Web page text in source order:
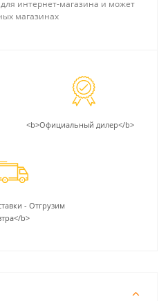
интернет-магазина и может
магазинах
<b>Официальный дилер</b>
- Отгрузим
b>